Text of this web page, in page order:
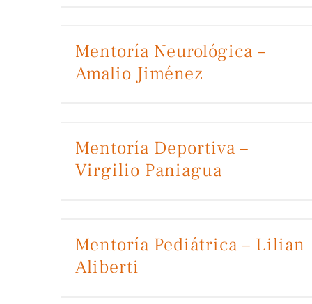
Mentoría Neurológica –
Amalio Jiménez
Mentoría Deportiva –
Virgilio Paniagua
Mentoría Pediátrica – Lilian
Aliberti